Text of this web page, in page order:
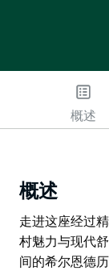
概述
概述
走进这座经过
村魅力与现代
间的希尔恩德